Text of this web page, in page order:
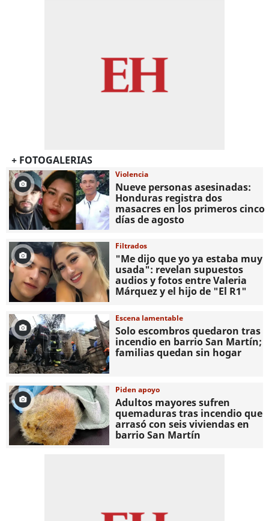
+ FOTOGALERIAS
Violencia
Nueve personas asesinadas:
Honduras registra dos
masacres en los primeros cinco
días de agosto
Filtrados
"Me dijo que yo ya estaba muy
usada": revelan supuestos
audios y fotos entre Valeria
Márquez y el hijo de "El R1"
Escena lamentable
Solo escombros quedaron tras
incendio en barrio San Martín;
familias quedan sin hogar
Piden apoyo
Adultos mayores sufren
quemaduras tras incendio que
arrasó con seis viviendas en
barrio San Martín